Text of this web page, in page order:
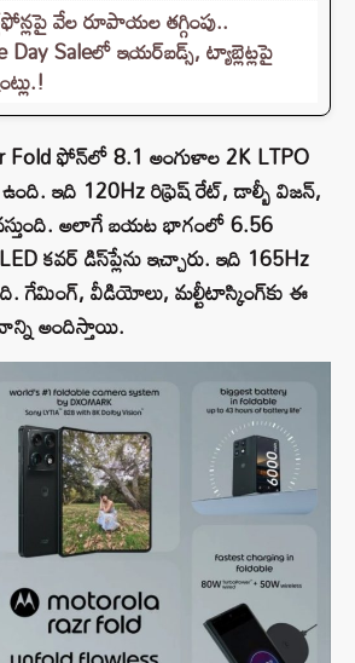
వేల రూపాయల తగ్గింపు..
Day Saleలో ఇయర్‌బడ్స్, ట్యాబ్లెట్లపై
Fold ఫోన్‌లో 8.1 అంగుళాల 2K LTPO
ఉంది. ఇది 120Hz రిఫ్రెష్ రేట్, డాల్బీ విజన్,
అలాగే బయట భాగంలో 6.56
కవర్ డిస్‌ప్లేను ఇచ్చారు. ఇది 165Hz
గేమింగ్, వీడియోలు, మల్టీటాస్కింగ్‌కు ఈ
అందిస్తాయి.